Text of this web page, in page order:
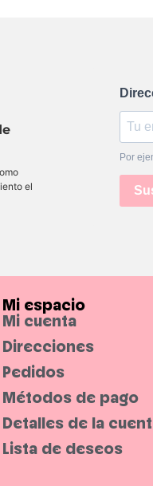
el
Por
Mi espacio
Mi cuenta
Direcciones
Pedidos
Métodos de pago
Detalles de la
Lista de deseos